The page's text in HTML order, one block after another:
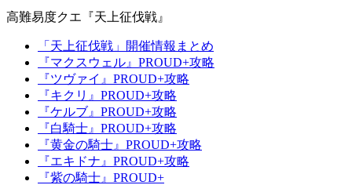
高難易度クエ『天上征伐戦』
「天上征伐戦」開催情報まとめ
『マクスウェル』PROUD+攻略
『ツヴァイ』PROUD+攻略
『キクリ』PROUD+攻略
『ケルブ』PROUD+攻略
『白騎士』PROUD+攻略
『黄金の騎士』PROUD+攻略
『エキドナ』PROUD+攻略
『紫の騎士』PROUD+